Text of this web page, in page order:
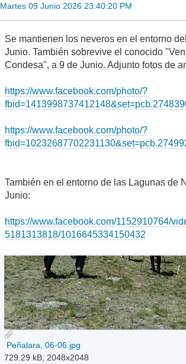
Martes 09 Junio 2026 23:40:20 PM
Se mantienen los neveros en el entorno
Junio. También sobrevive el conocido
Condesa", a 9 de Junio. Adjunto fotos de
https://www.facebook.com/photo/?
https://www.facebook.com/photo/?
También en el entorno de las Lagunas de
Junio:
https://www.facebook.com/1152910764/
5181313818/1016645334150432
Peñalara, 06-06.jpg
729.29 kB, 2048x2048